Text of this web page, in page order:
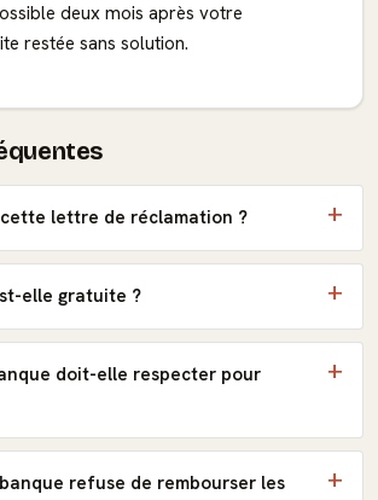
deux mois après votre
restée sans solution.
lettre de réclamation ?
elle gratuite ?
doit-elle respecter pour
refuse de rembourser les